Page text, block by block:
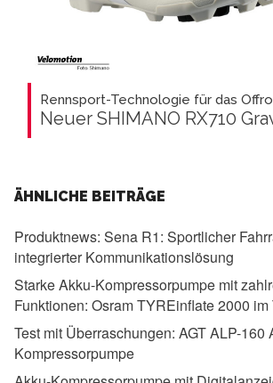
Rennsport-Technologie für das
Neuer SHIMANO RX710
ÄHNLICHE BEITRÄGE
Produktnews: Sena R1: Sportlicher
integrierter Kommunikationslösung
Starke Akku-Kompressorpumpe mit
Funktionen: Osram TYREinflate 2000 im
Test mit Überraschungen: AGT ALP-160
Kompressorpumpe